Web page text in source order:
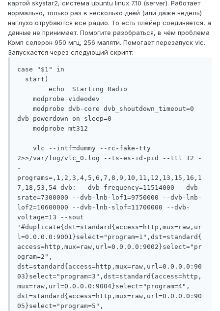
картой skystar2, система ubuntu linux 7.10 (server). Работает
нормально, только раз в несколько дней (или даже недель)
наглухо отрубаются все радио. То есть плейер соединяется, а
данные не принимает. Помогите разобраться, в чём проблема
Комп селерон 950 мгц, 256 мапяти. Помогает перезапуск vlc.
Запускается через следующий скрипт:
case "$1" in
start)
echo  Starting Radio
modprobe videodev
modprobe dvb-core dvb_shoutdown_timeout=0
dvb_powerdown_on_sleep=0
modprobe mt312
vlc --intf=dummy --rc-fake-tty
2>>/var/log/vlc_0.log --ts-es-id-pid --ttl 12 -
-
programs=,1,2,3,4,5,6,7,8,9,10,11,12,13,15,16,1
7,18,53,54 dvb: --dvb-frequency=11514000 --dvb-
srate=7300000 --dvb-lnb-lof1=9750000 --dvb-lnb-
lof2=10600000 --dvb-lnb-slof=11700000 --dvb-
voltage=13 --sout
'#duplicate{dst=standard{access=http,mux=raw,ur
l=0.0.0.0:9001}select="program=1",dst=standard{
access=http,mux=raw,url=0.0.0.0:9002}select="pr
ogram=2",
dst=standard{access=http,mux=raw,url=0.0.0.0:90
03}select="program=3",dst=standard{access=http,
mux=raw,url=0.0.0.0:9004}select="program=4",
dst=standard{access=http,mux=raw,url=0.0.0.0:90
05}select="program=5",